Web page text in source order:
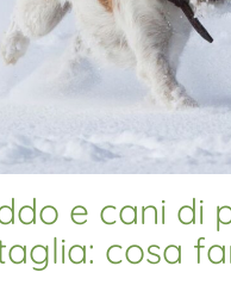
e cani di
cosa